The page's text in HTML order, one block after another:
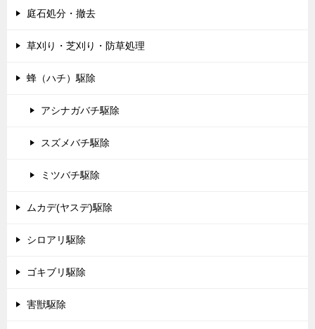
庭石処分・撤去
草刈り・芝刈り・防草処理
蜂（ハチ）駆除
アシナガバチ駆除
スズメバチ駆除
ミツバチ駆除
ムカデ(ヤスデ)駆除
シロアリ駆除
ゴキブリ駆除
害獣駆除